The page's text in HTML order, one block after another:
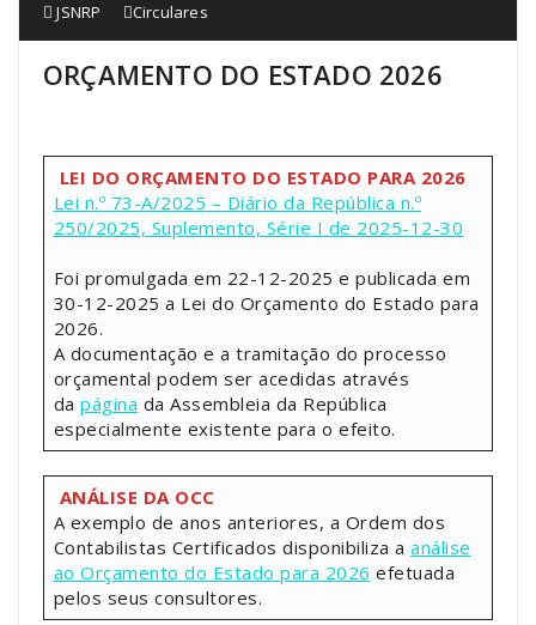
JSNRP Circulares
ORÇAMENTO DO ESTADO 2026
LEI DO ORÇAMENTO DO ESTADO PARA 2026
Lei n.º 73-A/2025 – Diário da República n.º
250/2025, Suplemento, Série I de 2025-12-30
Foi promulgada em 22-12-2025 e publicada em
30-12-2025 a Lei do Orçamento do Estado para
2026.
A documentação e a tramitação do processo
orçamental podem ser acedidas através
da página da Assembleia da República
especialmente existente para o efeito.
ANÁLISE DA OCC
A exemplo de anos anteriores, a Ordem dos
Contabilistas Certificados disponibiliza a análise
ao Orçamento do Estado para 2026 efetuada
pelos seus consultores.